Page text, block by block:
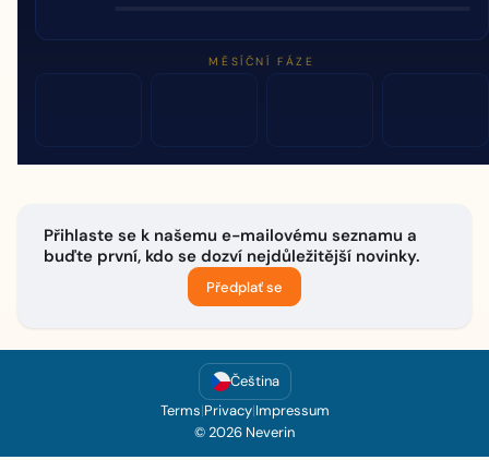
MĚSÍČNÍ FÁZE
Přihlaste se k našemu e-mailovému seznamu a
buďte první, kdo se dozví nejdůležitější novinky.
Předplať se
Čeština
Terms|Privacy|Impressum
© 2026 Neverin